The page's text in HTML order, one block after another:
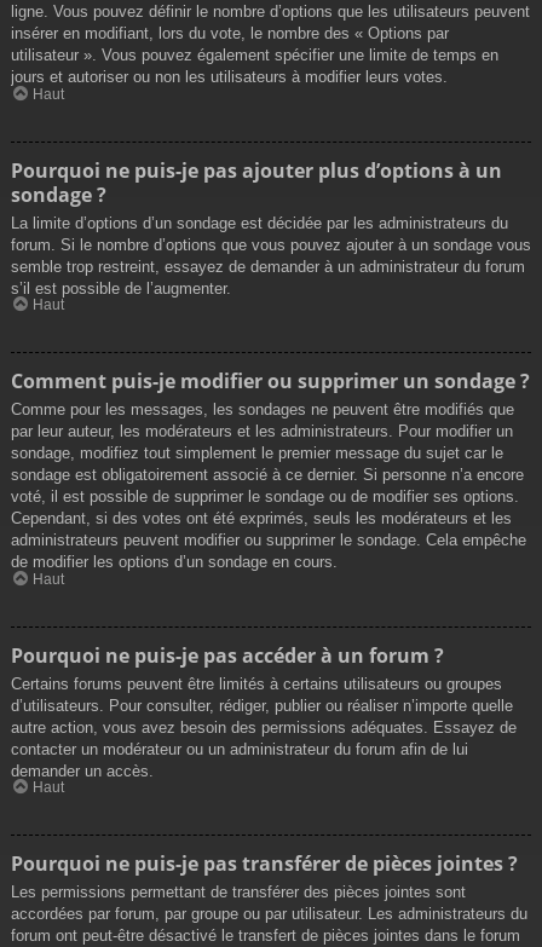
ligne. Vous pouvez définir le nombre d’options que les utilisateurs peuvent
insérer en modifiant, lors du vote, le nombre des « Options par
utilisateur ». Vous pouvez également spécifier une limite de temps en
jours et autoriser ou non les utilisateurs à modifier leurs votes.
Haut
Pourquoi ne puis-je pas ajouter plus d’options à un
sondage ?
La limite d’options d’un sondage est décidée par les administrateurs du
forum. Si le nombre d’options que vous pouvez ajouter à un sondage vous
semble trop restreint, essayez de demander à un administrateur du forum
s’il est possible de l’augmenter.
Haut
Comment puis-je modifier ou supprimer un sondage ?
Comme pour les messages, les sondages ne peuvent être modifiés que
par leur auteur, les modérateurs et les administrateurs. Pour modifier un
sondage, modifiez tout simplement le premier message du sujet car le
sondage est obligatoirement associé à ce dernier. Si personne n’a encore
voté, il est possible de supprimer le sondage ou de modifier ses options.
Cependant, si des votes ont été exprimés, seuls les modérateurs et les
administrateurs peuvent modifier ou supprimer le sondage. Cela empêche
de modifier les options d’un sondage en cours.
Haut
Pourquoi ne puis-je pas accéder à un forum ?
Certains forums peuvent être limités à certains utilisateurs ou groupes
d’utilisateurs. Pour consulter, rédiger, publier ou réaliser n’importe quelle
autre action, vous avez besoin des permissions adéquates. Essayez de
contacter un modérateur ou un administrateur du forum afin de lui
demander un accès.
Haut
Pourquoi ne puis-je pas transférer de pièces jointes ?
Les permissions permettant de transférer des pièces jointes sont
accordées par forum, par groupe ou par utilisateur. Les administrateurs du
forum ont peut-être désactivé le transfert de pièces jointes dans le forum